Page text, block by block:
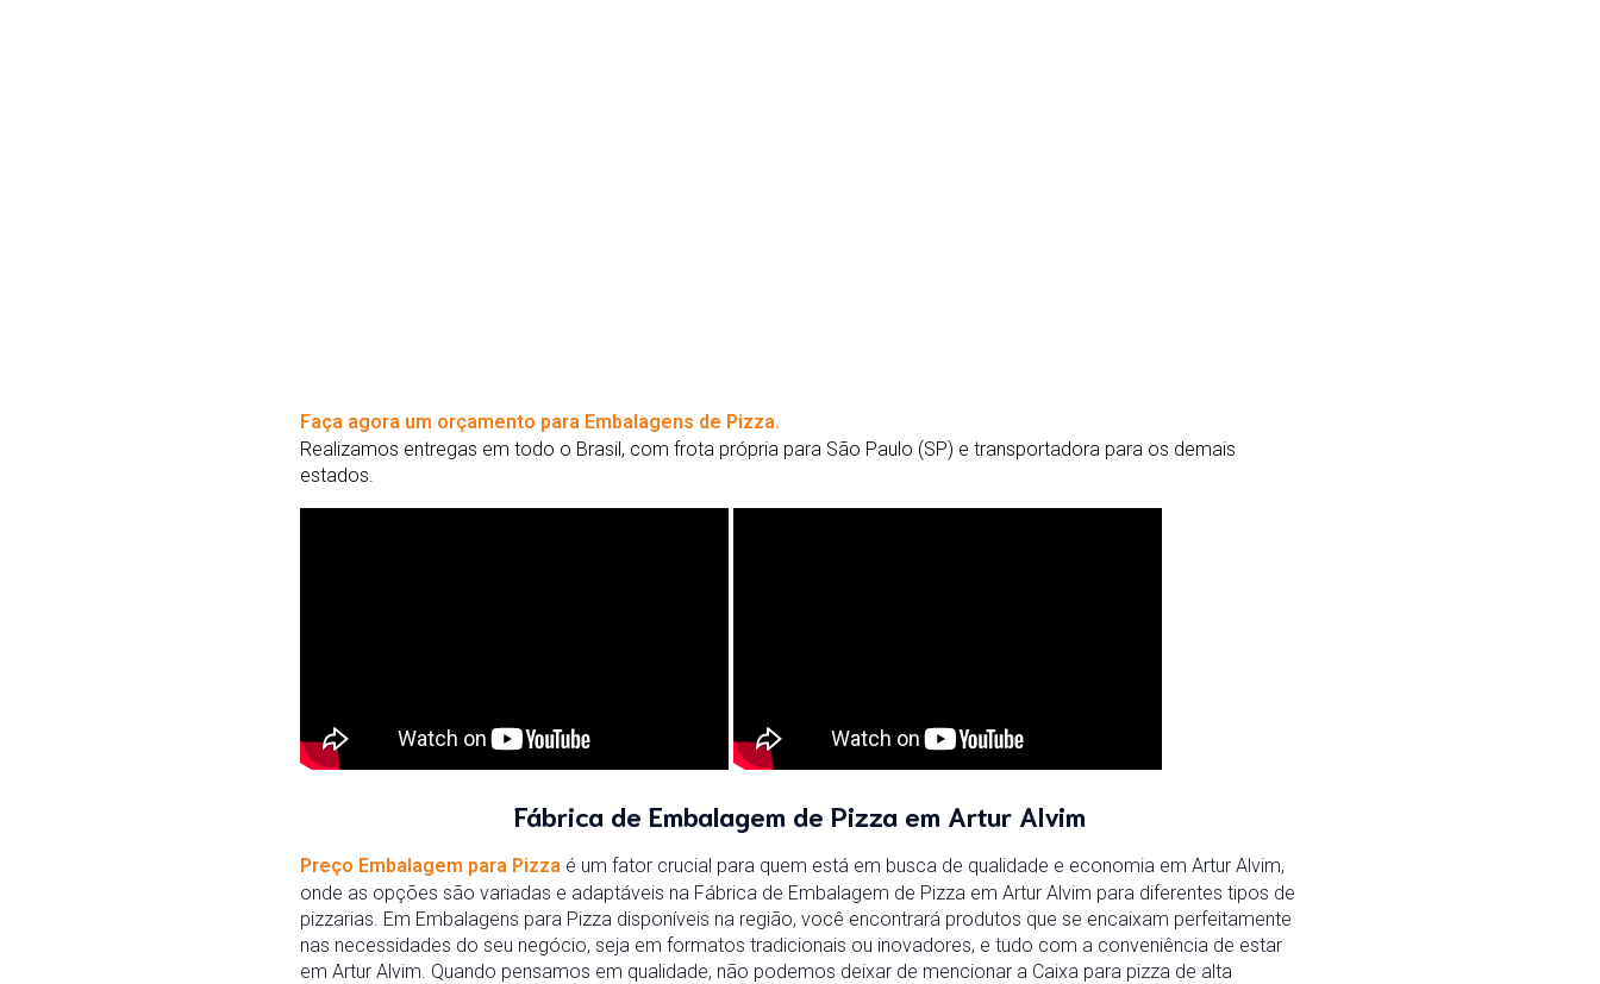
Faça agora um orçamento para Embalagens de Pizza.
Realizamos entregas em todo o Brasil, com frota própria para São Paulo (SP) e transportadora para os demais
estados.
Fábrica de Embalagem de Pizza em Artur Alvim
Preço Embalagem para Pizza é um fator crucial para quem está em busca de qualidade e economia em Artur Alvim,
onde as opções são variadas e adaptáveis na Fábrica de Embalagem de Pizza em Artur Alvim para diferentes tipos de
pizzarias. Em Embalagens para Pizza disponíveis na região, você encontrará produtos que se encaixam perfeitamente
nas necessidades do seu negócio, seja em formatos tradicionais ou inovadores, e tudo com a conveniência de estar
em Artur Alvim. Quando pensamos em qualidade, não podemos deixar de mencionar a Caixa para pizza de alta